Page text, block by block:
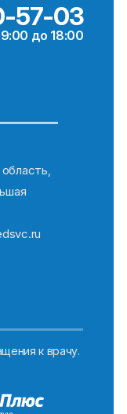
57-03
до 18:00
к врачу.